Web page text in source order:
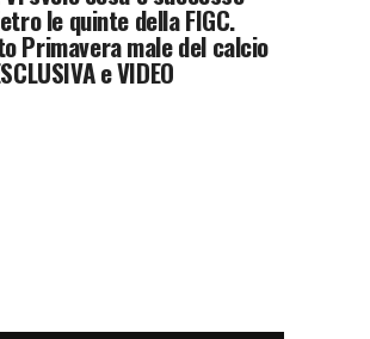
le quinte della FIGC.
Primavera male del calcio
e VIDEO